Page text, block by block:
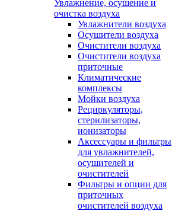
Увлажнение, осушение и
очистка воздуха
Увлажнители воздуха
Осушители воздуха
Очистители воздуха
Очистители воздуха
приточные
Климатические
комплексы
Мойки воздуха
Рециркуляторы,
стерилизаторы,
ионизаторы
Аксессуары и фильтры
для увлажнителей,
осушителей и
очистителей
Фильтры и опции для
приточных
очистителей воздуха